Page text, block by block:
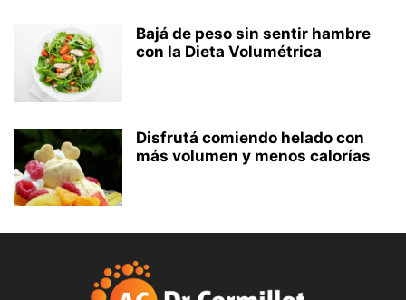
Bajá de peso sin sentir hambre
con la Dieta Volumétrica
Disfrutá comiendo helado con
más volumen y menos calorías